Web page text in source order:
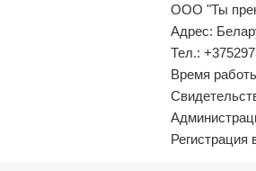
ООО "Ты
Адрес:
Тел.:
Время
Регистрация